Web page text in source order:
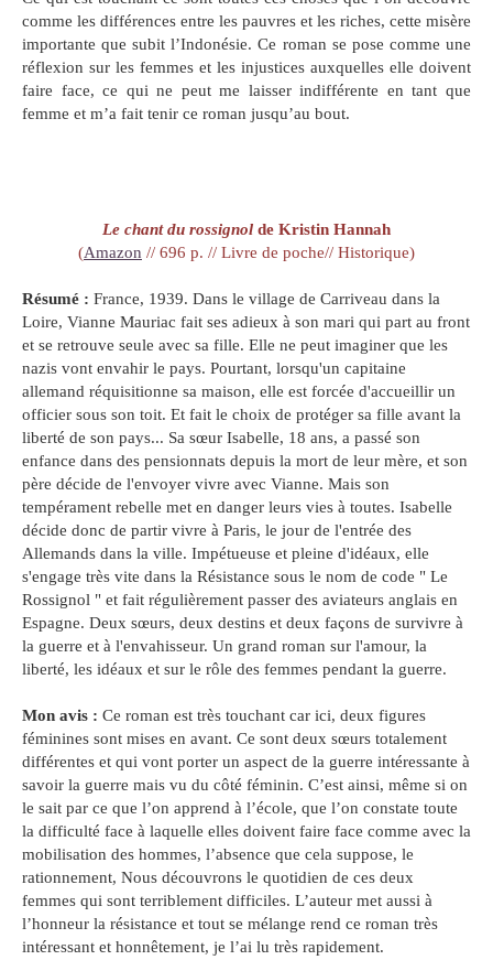
comme les différences entre les pauvres et les riches, cette misère
importante que subit l’Indonésie. Ce roman se pose comme une
réflexion sur les femmes et les injustices auxquelles elle doivent
faire face, ce qui ne peut me laisser indifférente en tant que
femme et m’a fait tenir ce roman jusqu’au bout.
Le chant du rossignol de Kristin Hannah
(Amazon // 696 p. // Livre de poche// Historique)
Résumé : France, 1939. Dans le village de Carriveau dans la
Loire, Vianne Mauriac fait ses adieux à son mari qui part au front
et se retrouve seule avec sa fille. Elle ne peut imaginer que les
nazis vont envahir le pays. Pourtant, lorsqu'un capitaine
allemand réquisitionne sa maison, elle est forcée d'accueillir un
officier sous son toit. Et fait le choix de protéger sa fille avant la
liberté de son pays... Sa sœur Isabelle, 18 ans, a passé son
enfance dans des pensionnats depuis la mort de leur mère, et son
père décide de l'envoyer vivre avec Vianne. Mais son
tempérament rebelle met en danger leurs vies à toutes. Isabelle
décide donc de partir vivre à Paris, le jour de l'entrée des
Allemands dans la ville. Impétueuse et pleine d'idéaux, elle
s'engage très vite dans la Résistance sous le nom de code " Le
Rossignol " et fait régulièrement passer des aviateurs anglais en
Espagne. Deux sœurs, deux destins et deux façons de survivre à
la guerre et à l'envahisseur. Un grand roman sur l'amour, la
liberté, les idéaux et sur le rôle des femmes pendant la guerre.
Mon avis : Ce roman est très touchant car ici, deux figures
féminines sont mises en avant. Ce sont deux sœurs totalement
différentes et qui vont porter un aspect de la guerre intéressante à
savoir la guerre mais vu du côté féminin. C’est ainsi, même si on
le sait par ce que l’on apprend à l’école, que l’on constate toute
la difficulté face à laquelle elles doivent faire face comme avec la
mobilisation des hommes, l’absence que cela suppose, le
rationnement, Nous découvrons le quotidien de ces deux
femmes qui sont terriblement difficiles. L’auteur met aussi à
l’honneur la résistance et tout se mélange rend ce roman très
intéressant et honnêtement, je l’ai lu très rapidement.